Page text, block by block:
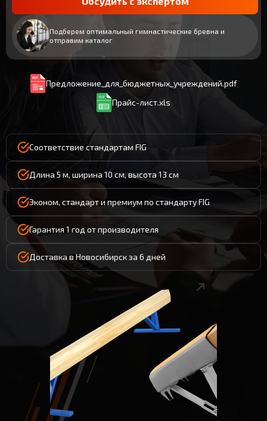
Подберем оптимальный гимнастические бревна и
отправим каталог
Предложение_для_бюджетных_учреждений.pdf
Прайс-лист.xls
Соответствие стандартам FIG
Длина 5 м, ширина 10 см, высота 13 см
Эконом, стандарт и премиум по стандарту FIG
Гарантия 1 год от производителя
Доставка в Новосибирск за 6 дней